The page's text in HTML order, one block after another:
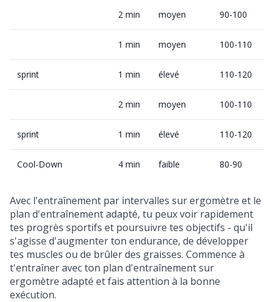
2 min moyen 90-100
1 min moyen 100-110
sprint 1 min élevé 110-120
2 min moyen 100-110
sprint 1 min élevé 110-120
Cool-Down 4 min faible 80-90
Avec l'entraînement par intervalles sur ergomètre et le
plan d'entraînement adapté, tu peux voir rapidement
tes progrès sportifs et poursuivre tes objectifs - qu'il
s'agisse d'augmenter ton endurance, de développer
tes muscles ou de brûler des graisses. Commence à
t'entraîner avec ton plan d'entraînement sur
ergomètre adapté et fais attention à la bonne
exécution.